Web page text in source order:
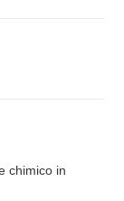
chimico in